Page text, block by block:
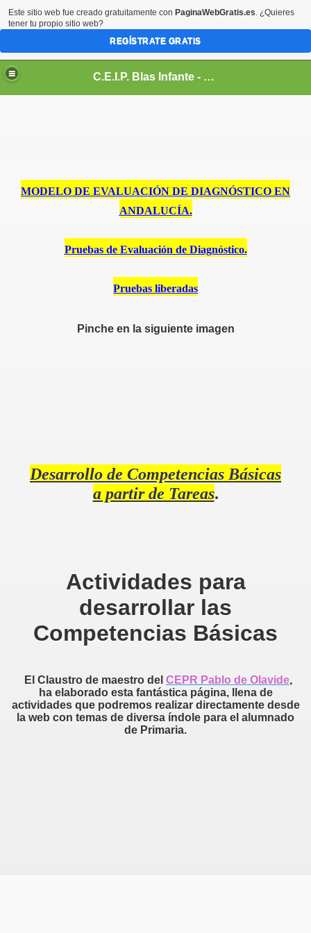
C.E.I.P. Blas Infante - Sanlúcar de Barrameda, Cádiz
MODELO DE EVALUACIÓN DE DIAGNÓSTICO EN
ANDALUCÍA.
Pruebas de Evaluación de Diagnóstico.
Pruebas liberadas
Pinche en la siguiente imagen
Desarrollo de Competencias Básicas
a partir de Tareas.
Actividades para
desarrollar las
Competencias Básicas
El Claustro de maestro del CEPR Pablo de Olavide,
ha elaborado esta fantástica página, llena de
actividades que podremos realizar directamente desde
la web con temas de diversa índole para el alumnado
de Primaria.
Este sitio web fue creado gratuitamente con PaginaWebGratis.es. ¿Quieres
tener tu propio sitio web?
REGÍSTRATE GRATIS